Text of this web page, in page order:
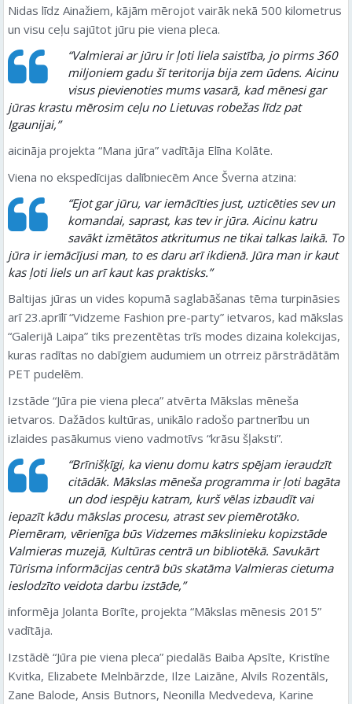
Nidas līdz Ainažiem, kājām mērojot vairāk nekā 500 kilometrus
un visu ceļu sajūtot jūru pie viena pleca.
“Valmierai ar jūru ir ļoti liela saistība, jo pirms 360
miljoniem gadu šī teritorija bija zem ūdens. Aicinu
visus pievienoties mums vasarā, kad mēnesi gar
jūras krastu mērosim ceļu no Lietuvas robežas līdz pat
Igaunijai,”
aicināja projekta “Mana jūra” vadītāja Elīna Kolāte.
Viena no ekspedīcijas dalībniecēm Ance Šverna atzina:
“Ejot gar jūru, var iemācīties just, uzticēties sev un
komandai, saprast, kas tev ir jūra. Aicinu katru
savākt izmētātos atkritumus ne tikai talkas laikā. To
jūra ir iemācījusi man, to es daru arī ikdienā. Jūra man ir kaut
kas ļoti liels un arī kaut kas praktisks.”
Baltijas jūras un vides kopumā saglabāšanas tēma turpināsies
arī 23.aprīlī “Vidzeme Fashion pre-party” ietvaros, kad mākslas
“Galerijā Laipa” tiks prezentētas trīs modes dizaina kolekcijas,
kuras radītas no dabīgiem audumiem un otrreiz pārstrādātām
PET pudelēm.
Izstāde “Jūra pie viena pleca” atvērta Mākslas mēneša
ietvaros. Dažādos kultūras, unikālo radošo partnerību un
izlaides pasākumus vieno vadmotīvs “krāsu šļaksti”.
“Brīnišķīgi, ka vienu domu katrs spējam ieraudzīt
citādāk. Mākslas mēneša programma ir ļoti bagāta
un dod iespēju katram, kurš vēlas izbaudīt vai
iepazīt kādu mākslas procesu, atrast sev piemērotāko.
Piemēram, vērienīga būs Vidzemes mākslinieku kopizstāde
Valmieras muzejā, Kultūras centrā un bibliotēkā. Savukārt
Tūrisma informācijas centrā būs skatāma Valmieras cietuma
ieslodzīto veidota darbu izstāde,”
informēja Jolanta Borīte, projekta “Mākslas mēnesis 2015”
vadītāja.
Izstādē “Jūra pie viena pleca” piedalās Baiba Apsīte, Kristīne
Kvitka, Elizabete Melnbārzde, Ilze Laizāne, Alvils Rozentāls,
Zane Balode, Ansis Butnors, Neonilla Medvedeva, Karine